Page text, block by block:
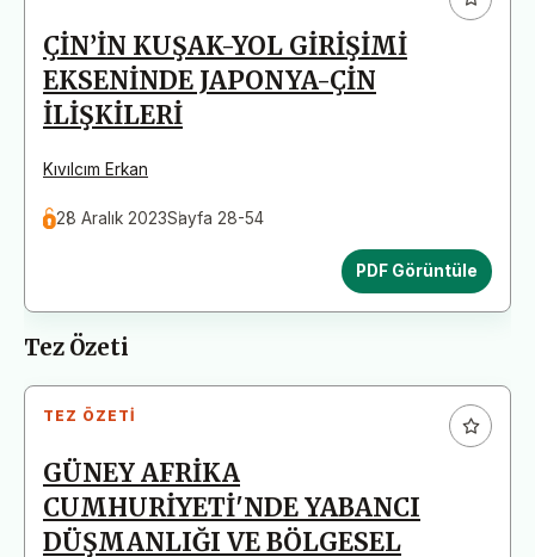
ÇİN’İN KUŞAK-YOL GİRİŞİMİ
EKSENİNDE JAPONYA-ÇİN
İLİŞKİLERİ
Kıvılcım Erkan
28 Aralık 2023Sayfa 28-54
PDF Görüntüle
Tez Özeti
TEZ ÖZETI
GÜNEY AFRİKA
CUMHURİYETİ'NDE YABANCI
DÜŞMANLIĞI VE BÖLGESEL